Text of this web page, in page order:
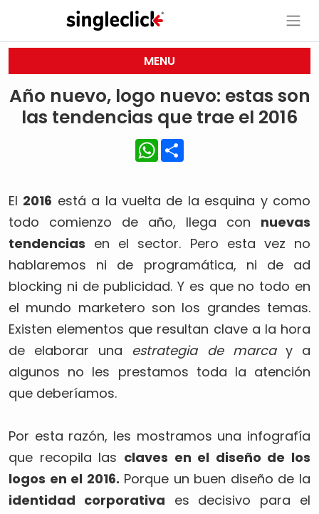
MENU
Año nuevo, logo nuevo: estas son
las tendencias que trae el 2016
WhatsApp
El 2016 está a la vuelta de la esquina y como
todo comienzo de año, llega con nuevas
tendencias en el sector. Pero esta vez no
hablaremos ni de programática, ni de ad
blocking ni de publicidad. Y es que no todo en
el mundo marketero son los grandes temas.
Existen elementos que resultan clave a la hora
de elaborar una estrategia de marcay a
algunos no les prestamos toda la atención
que deberíamos.
Por esta razón, les mostramos una infografía
que recopila las claves en el diseño de los
logos en el 2016. Porque un buen diseño de la
identidad corporativa es decisivo para el